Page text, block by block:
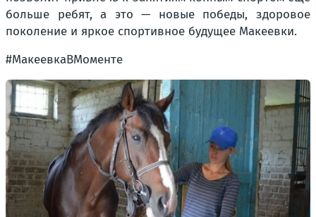
больше ребят, а это — новые победы, здоровое
поколение и яркое спортивное будущее Макеевки.
#МакеевкаВМоменте